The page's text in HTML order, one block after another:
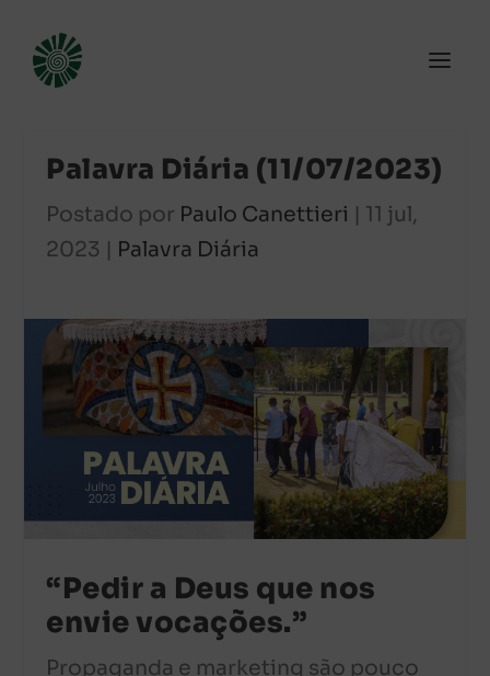
Palavra Diária (11/07/2023)
Postado por Paulo Canettieri | 11 jul,
2023 | Palavra Diária
“Pedir a Deus que nos
envie vocações.”
Propaganda e marketing são pouco